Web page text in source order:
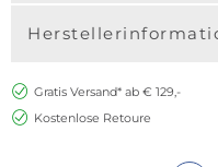
Gratis Versand* ab € 129,-
Kostenlose Retoure